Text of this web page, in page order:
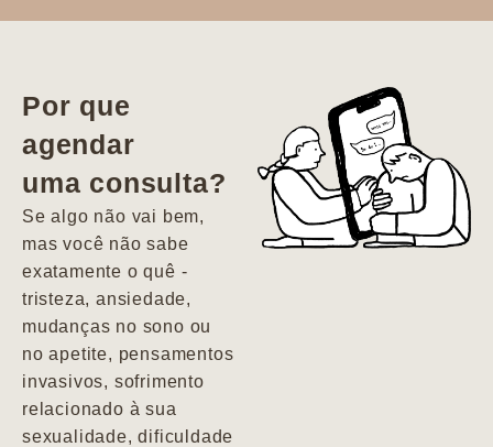
vida. Ela me
encontrou num
estado misto de
depressão e
agitação com
pensamentos
Por que
agendar
uma consulta?
Se algo não vai bem,
mas você não sabe
exatamente o quê -
tristeza, ansiedade,
mudanças no sono ou
no apetite, pensamentos
invasivos, sofrimento
relacionado à sua
sexualidade, dificuldade